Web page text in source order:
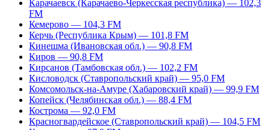
Карачаевск (Карачаево-Черкесская республика) — 102,3
FM
Кемерово — 104,3 FM
Керчь (Республика Крым) — 101,8 FM
Кинешма (Ивановская обл.) — 90,8 FM
Киров — 90,8 FM
Кирсанов (Тамбовская обл.) — 102,2 FM
Кисловодск (Ставропольский край) — 95,0 FM
Комсомольск-на-Амуре (Хабаровский край) — 99,9 FM
Копейск (Челябинская обл.) — 88,4 FM
Кострома — 92,0 FM
Красногвардейское (Ставропольский край) — 104,5 FM